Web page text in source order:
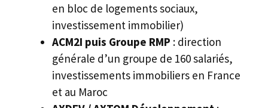
en bloc de logements sociaux,
investissement immobilier)
ACM2I puis Groupe RMP : direction
générale d’un groupe de 160 salariés,
investissements immobiliers en France
et au Maroc